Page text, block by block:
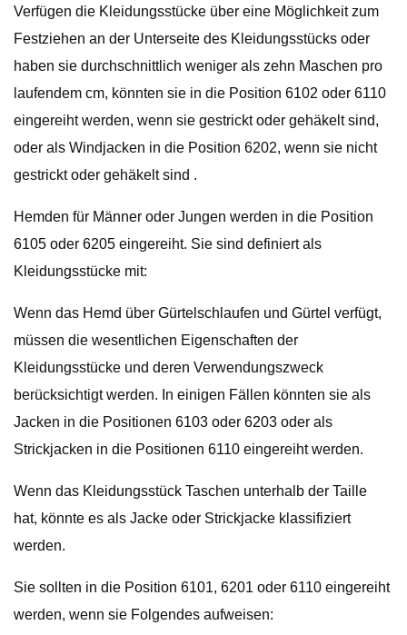
Verfügen die Kleidungsstücke über eine Möglichkeit zum
Festziehen an der Unterseite des Kleidungsstücks oder
haben sie durchschnittlich weniger als zehn Maschen pro
laufendem cm, könnten sie in die Position 6102 oder 6110
eingereiht werden, wenn sie gestrickt oder gehäkelt sind,
oder als Windjacken in die Position 6202, wenn sie nicht
gestrickt oder gehäkelt sind .
Hemden für Männer oder Jungen werden in die Position
6105 oder 6205 eingereiht. Sie sind definiert als
Kleidungsstücke mit:
Wenn das Hemd über Gürtelschlaufen und Gürtel verfügt,
müssen die wesentlichen Eigenschaften der
Kleidungsstücke und deren Verwendungszweck
berücksichtigt werden. In einigen Fällen könnten sie als
Jacken in die Positionen 6103 oder 6203 oder als
Strickjacken in die Positionen 6110 eingereiht werden.
Wenn das Kleidungsstück Taschen unterhalb der Taille
hat, könnte es als Jacke oder Strickjacke klassifiziert
werden.
Sie sollten in die Position 6101, 6201 oder 6110 eingereiht
werden, wenn sie Folgendes aufweisen: